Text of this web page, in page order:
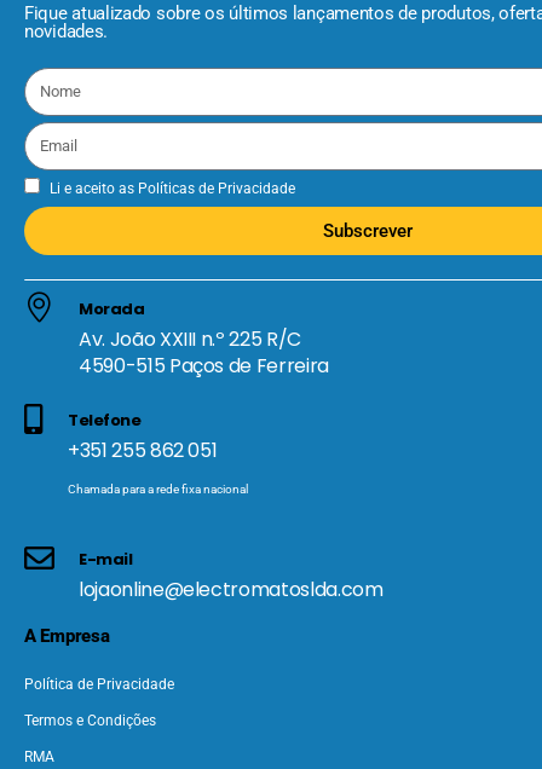
Fique atualizado sobre os últimos lançamentos de produtos,
novidades.
Li e aceito as Políticas de Privacidade
Subscrever
Morada
Av. João XXIII n.º 225 R/C
4590-515 Paços de Ferreira
Telefone
+351 255 862 051
Chamada para a rede fixa nacional
E-mail
lojaonline@electromatoslda.com
A Empresa
Política de Privacidade
Termos e Condições
RMA